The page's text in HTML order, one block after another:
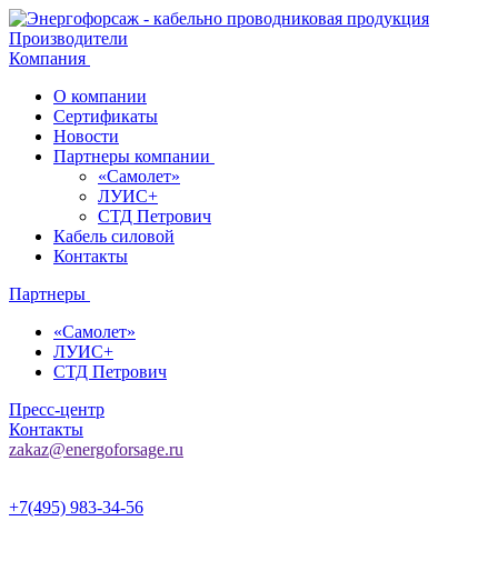
Производители
Компания
О компании
Сертификаты
Новости
Партнеры компании
«Самолет»
ЛУИС+
СТД Петрович
Кабель силовой
Контакты
Партнеры
«Самолет»
ЛУИС+
СТД Петрович
Пресс-центр
Контакты
zakaz@energoforsage.ru
+7(495) 983-34-56